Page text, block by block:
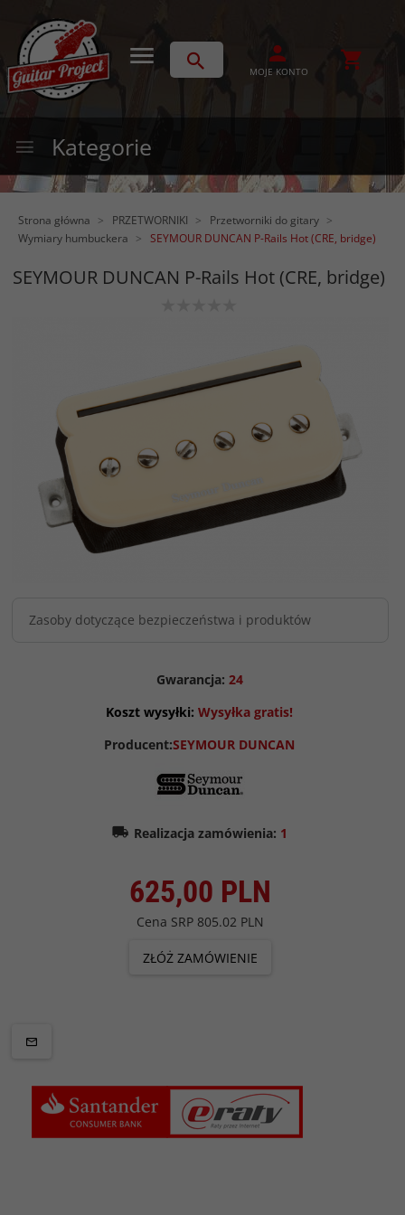
MOJE KONTO
Kategorie
Strona główna PRZETWORNIKI
Przetworniki do gitary
Wymiary humbuckera
SEYMOUR DUNCAN P-Rails Hot (CRE, bridge)
SEYMOUR DUNCAN P-Rails Hot (CRE, bridge)
Zasoby dotyczące bezpieczeństwa i produktów
Gwarancja: 24
Koszt wysyłki: Wysyłka gratis!
Producent:SEYMOUR DUNCAN
Realizacja zamówienia: 1
625,00 PLN
Cena SRP 805.02 PLN
ZŁÓŻ ZAMÓWIENIE